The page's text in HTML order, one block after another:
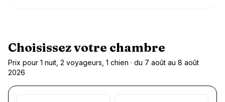
Choisissez votre chambre
Prix pour 1 nuit, 2 voyageurs, 1 chien · du 7 août au 8 août
2026